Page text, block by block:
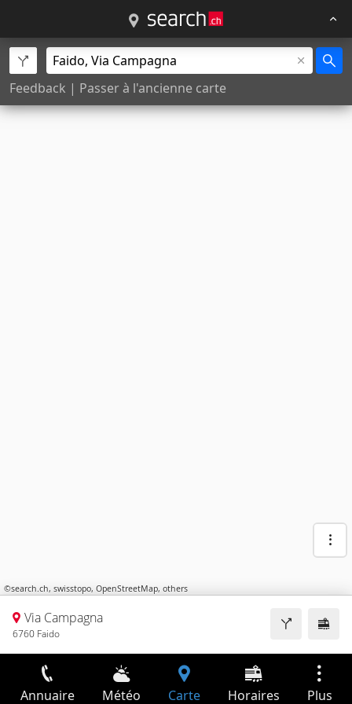
Feedback | Passer à l'ancienne carte
©search.ch, swisstopo, OpenStreetMap, others
Via Campagna
6760 Faido
Annuaire Météo Carte Horaires Plus